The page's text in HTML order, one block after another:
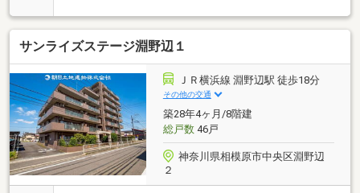
好！ペット飼育可。周辺にはお買い物施設が充実。新
しいお家で新生活を始めてみませんか？資料請求、ご
内覧予約はお気軽にどうぞ！
サンライズステージ淵野辺１
ＪＲ横浜線 淵野辺駅 徒歩18分
その他の交通
築28年4ヶ月/8階建
総戸数46戸
神奈川県相模原市中央区淵野辺
２